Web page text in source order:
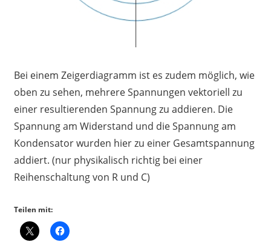
Bei einem Zeigerdiagramm ist es zudem möglich, wie
oben zu sehen, mehrere Spannungen vektoriell zu
einer resultierenden Spannung zu addieren. Die
Spannung am Widerstand und die Spannung am
Kondensator wurden hier zu einer Gesamtspannung
addiert. (nur physikalisch richtig bei einer
Reihenschaltung von R und C)
Teilen mit: